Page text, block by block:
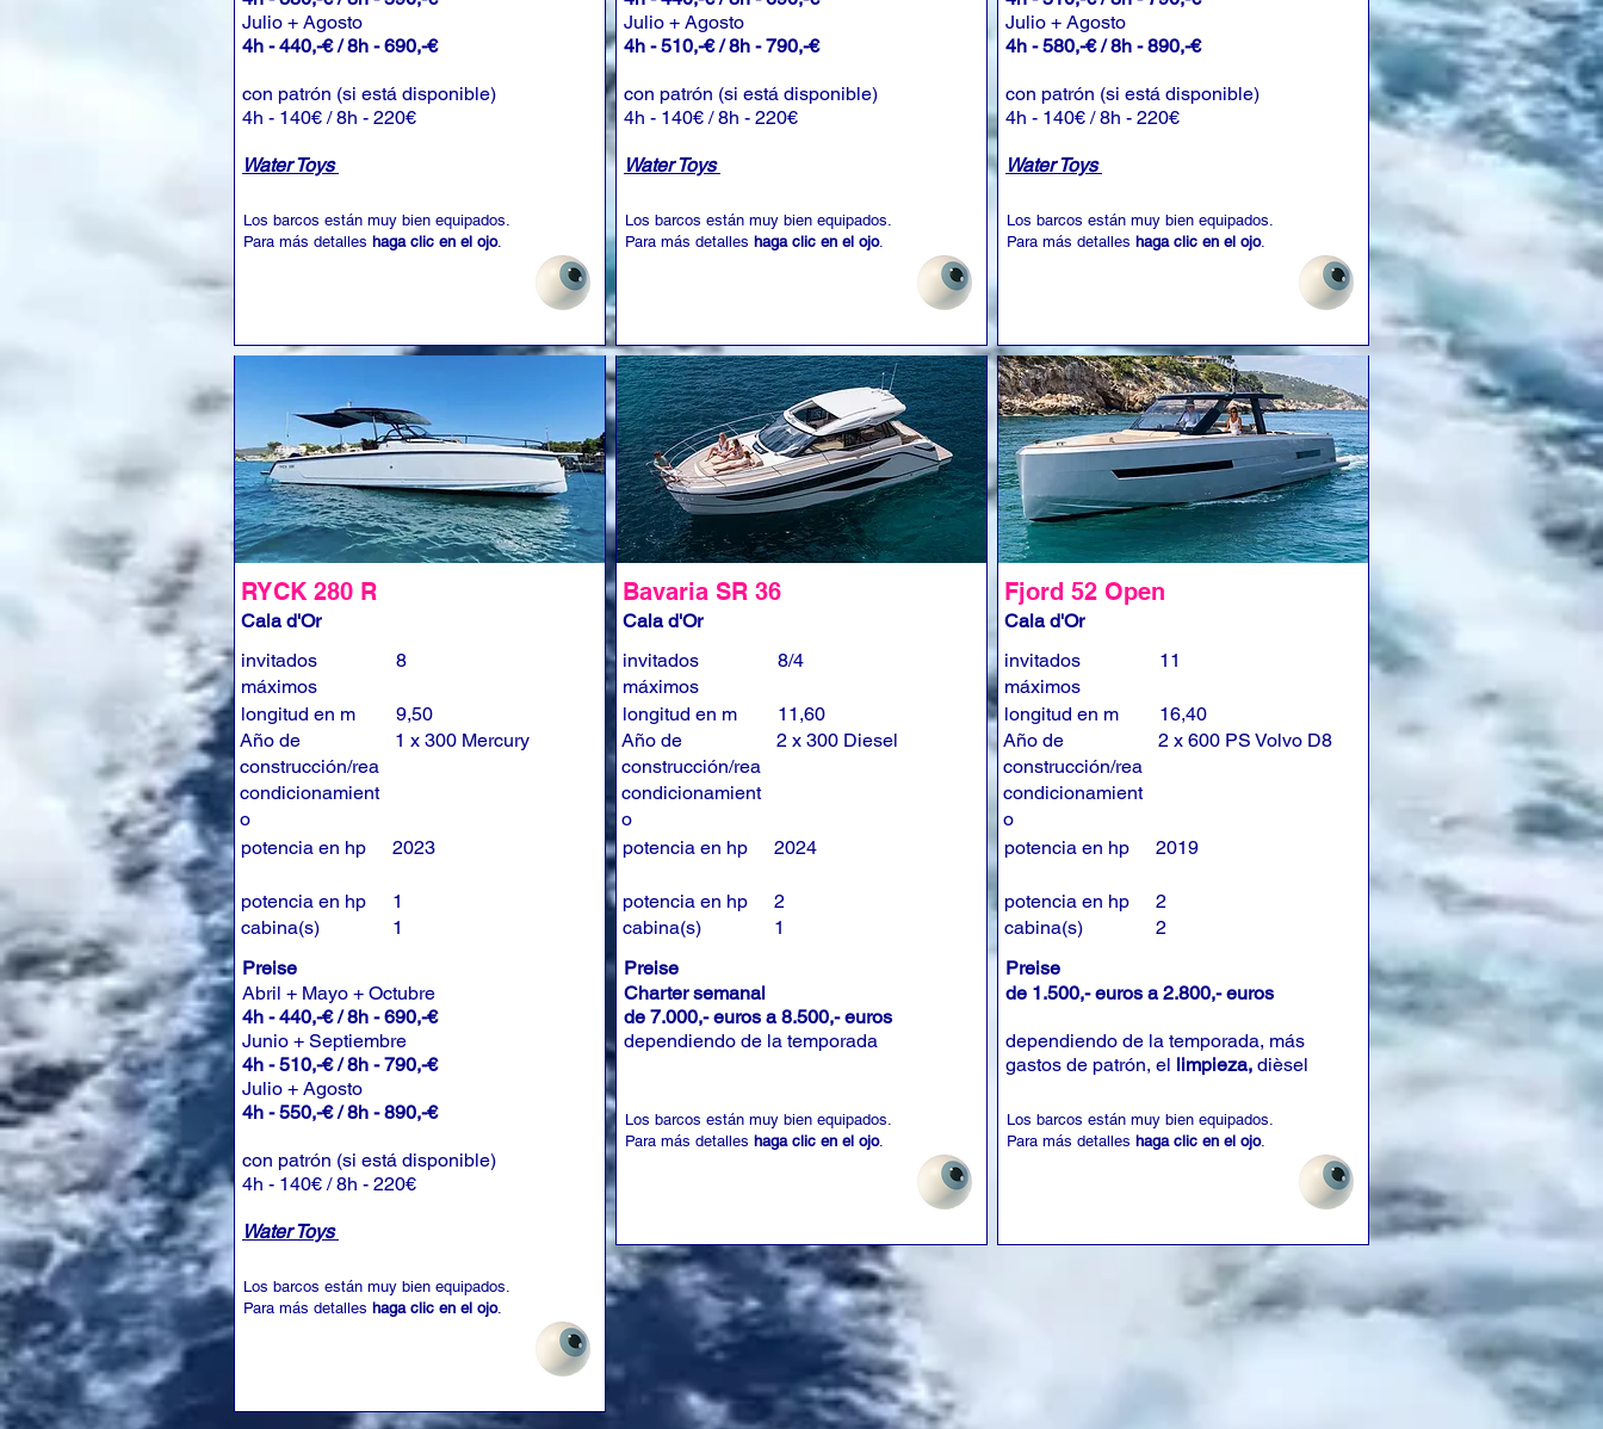
Julio + Agosto
4h - 440,-€ / 8h - 690,-€
con patrón (si está disponible)
4h - 140€ / 8h - 220€
Water Toys
Los barcos están muy bien equipados.
Para más detalles haga clic en el ojo.
RYCK 280 R
Cala d'Or
invitados
máximos
8
longitud en m
Año de
construcción/rea
condicionamient
o
potencia en hp
9,50
1 x 300 Mercury
2023
potencia en hp
cabina(s)
1
1
Preise
Abril + Mayo + Octubre
4h - 440,-€ / 8h - 690,-€
Junio + Septiembre
4h - 510,-€ / 8h - 790,-€
Julio + Agosto
4h - 550,-€ / 8h - 890,-€
con patrón (si está disponible)
4h - 140€ / 8h - 220€
Water Toys
Los barcos están muy bien equipados.
Para más detalles haga clic en el ojo.
Julio + Agosto
4h - 510,-€ / 8h - 790,-€
con patrón (si está disponible)
4h - 140€ / 8h - 220€
Water Toys
Los barcos están muy bien equipados.
Para más detalles haga clic en el ojo.
Bavaria SR 36
Cala d'Or
invitados
máximos
8/4
longitud en m
Año de
construcción/rea
condicionamient
o
potencia en hp
11,60
2 x 300 Diesel
2024
potencia en hp
cabina(s)
2
1
Preise
Charter semanal
de 7.000,- euros a 8.500,- euros
dependiendo de la temporada
Los barcos están muy bien equipados.
Para más detalles haga clic en el ojo.
Julio + Agosto
4h - 580,-€ / 8h - 890,-€
con patrón (si está disponible)
4h - 140€ / 8h - 220€
Water Toys
Los barcos están muy bien equipados.
Para más detalles haga clic en el ojo.
Fjord 52 Open
Cala d'Or
invitados
máximos
11
longitud en m
Año de
construcción/rea
condicionamient
o
potencia en hp
16,40
2 x 600 PS Volvo D8
2019
potencia en hp
cabina(s)
2
2
Preise
de 1.500,- euros a 2.800,- euros
dependiendo de la temporada, más
gastos de patrón, el limpieza, dièsel
Los barcos están muy bien equipados.
Para más detalles haga clic en el ojo.